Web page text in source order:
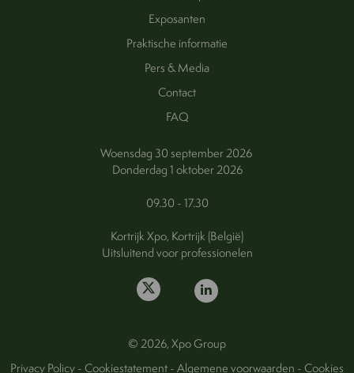
Exposanten
Praktische informatie
Pers & Media
Contact
FAQ
Woensdag 30 september 2026
Donderdag 1 oktober 2026
09.30 - 17.30
Kortrijk Xpo, Kortrijk (België)
Uitsluitend voor professionelen
© 2026, Xpo Group
Privacy Policy-Cookiestatement-Algemene voorwaarden -Cookies